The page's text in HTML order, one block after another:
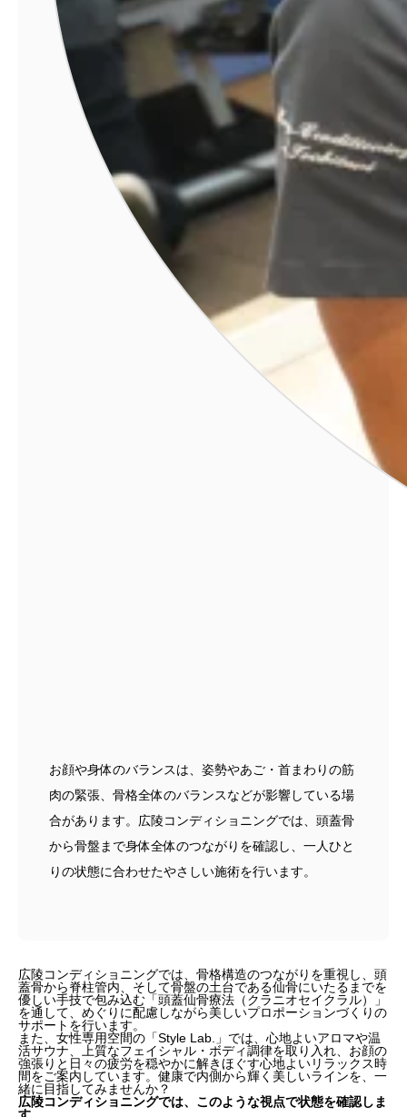
お顔や身体のバランスは、姿勢やあご・首まわりの筋
肉の緊張、骨格全体のバランスなどが影響している場
合があります。広陵コンディショニングでは、頭蓋骨
から骨盤まで身体全体のつながりを確認し、一人ひと
りの状態に合わせたやさしい施術を行います。
広陵コンディショニングでは、骨格構造のつながりを重視し、頭
蓋骨から脊柱管内、そして骨盤の土台である仙骨にいたるまでを
優しい手技で包み込む「頭蓋仙骨療法（クラニオセイクラル）」
を通して、めぐりに配慮しながら美しいプロポーションづくりの
サポートを行います。
また、女性専用空間の 「Style Lab.」 では、心地よいアロマや温
活サウナ、上質なフェイシャル・ボディ調律を取り入れ、お顔の
強張りと日々の疲労を穏やかに解きほぐす心地よいリラックス時
間をご案内しています。健康で内側から輝く美しいラインを、一
緒に目指してみませんか？
広陵コンディショニングでは、このような視点で状態を確認しま